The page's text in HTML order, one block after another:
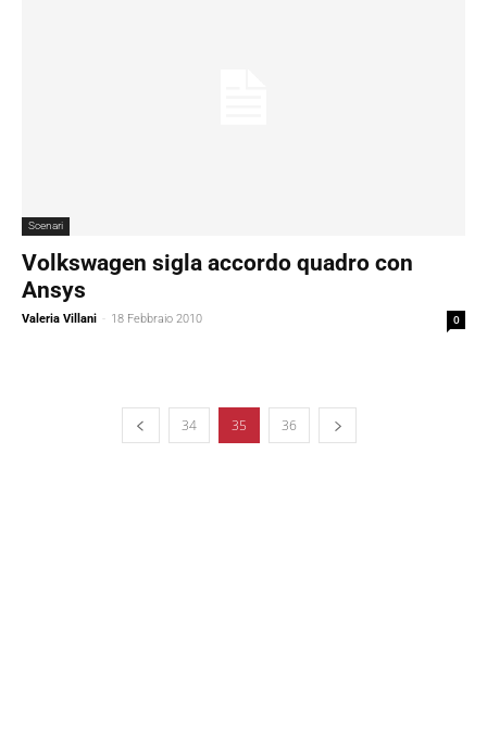
Scenari
Volkswagen sigla accordo quadro con
Ansys
Valeria Villani - 18 Febbraio 2010 0
34 35 36